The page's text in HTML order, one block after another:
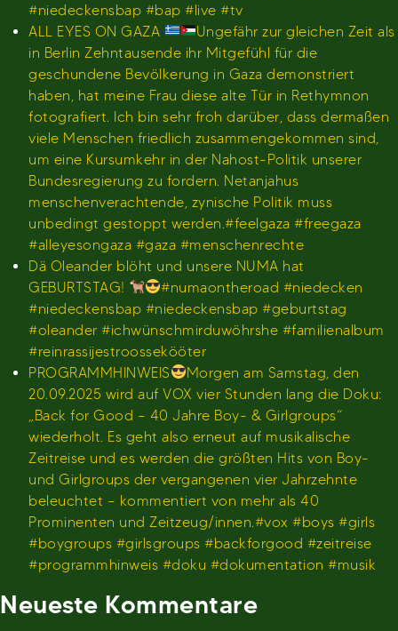
#niedeckensbap #bap #live #tv
ALL EYES ON GAZA
Ungefähr zur gleichen Zeit als
in Berlin Zehntausende ihr Mitgefühl für die
geschundene Bevölkerung in Gaza demonstriert
haben, hat meine Frau diese alte Tür in Rethymnon
fotografiert. Ich bin sehr froh darüber, dass dermaßen
viele Menschen friedlich zusammengekommen sind,
um eine Kursumkehr in der Nahost-Politik unserer
Bundesregierung zu fordern. Netanjahus
menschenverachtende, zynische Politik muss
unbedingt gestoppt werden.#feelgaza #freegaza
#alleyesongaza #gaza #menschenrechte
Dä Oleander blöht und unsere NUMA hat
GEBURTSTAG!
#numaontheroad #niedecken
#niedeckensbap #niedeckensbap #geburtstag
#oleander #ichwünschmirduwöhrshe #familienalbum
#reinrassijestroossekööter
PROGRAMMHINWEIS
Morgen am Samstag, den
20.09.2025 wird auf VOX vier Stunden lang die Doku:
„Back for Good – 40 Jahre Boy- & Girlgroups“
wiederholt. Es geht also erneut auf musikalische
Zeitreise und es werden die größten Hits von Boy-
und Girlgroups der vergangenen vier Jahrzehnte
beleuchtet – kommentiert von mehr als 40
Prominenten und Zeitzeug/innen.#vox #boys #girls
#boygroups #girlsgroups #backforgood #zeitreise
#programmhinweis #doku #dokumentation #musik
Neueste Kommentare